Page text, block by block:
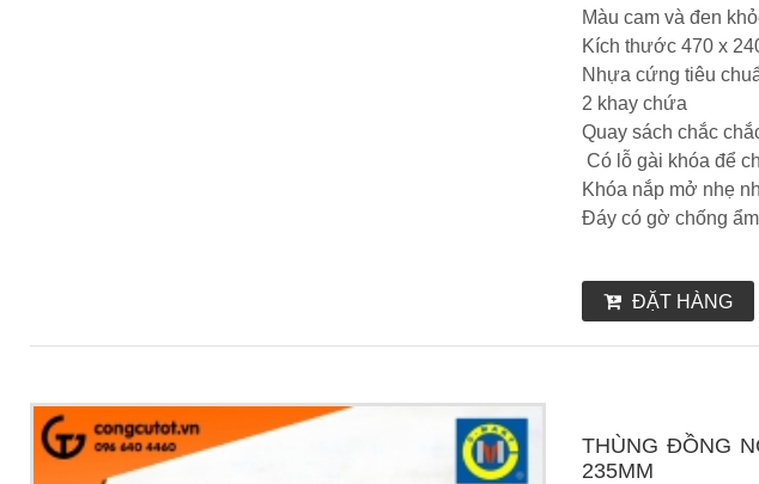
Màu cam và đen
Kích thước 470 x
Nhựa cứng tiêu
2 khay chứa
Quay sách chắc
Có lỗ gài khóa để
Khóa nắp mở nhẹ
Đáy có gờ chống ẩm
ĐẶT HÀNG
THÙNG ĐỒNG
235MM